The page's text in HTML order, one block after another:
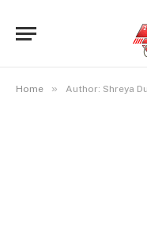
Home » Author: Shreya